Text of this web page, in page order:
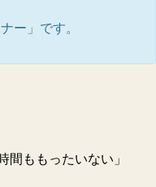
ー」です。
間ももったいない」